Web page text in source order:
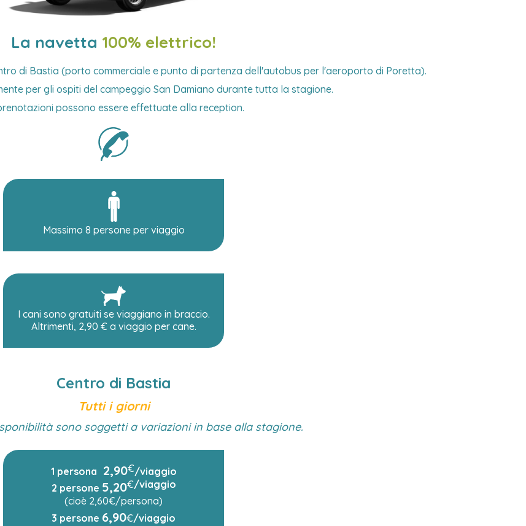
La navetta 100% elettrico!
di Bastia (porto commerciale e punto di partenza dell'autobus per l'aeroporto di Poretta).
per gli ospiti del campeggio San Damiano durante tutta la stagione.
possono essere effettuate alla reception.
Massimo 8 persone per viaggio
I cani sono gratuiti se viaggiano in braccio.
Altrimenti, 2,90 € a viaggio per cane.
Centro di Bastia
Tutti i giorni
sono soggetti a variazioni in base alla stagione.
1 persona 2,90€/viaggio
2 persone 5,20€/viaggio
(cioè 2,60€/persona)
3 persone 6,90€/viaggio